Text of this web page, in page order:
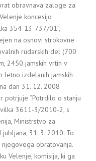
obravnava zaloge za
koncesijo
354-13-737/01”,
na osnovi strokovne
rudarskih del (700
2450 jamskih vrtin v
letno izdelanih jamskih
dan 31. 12. 2008
potrjuje “Potrdilo o stanju
3611-3/2010-2, s
Ministrstvo za
31. 3. 2010. To
obratovanja.
Velenje, komisija, ki ga